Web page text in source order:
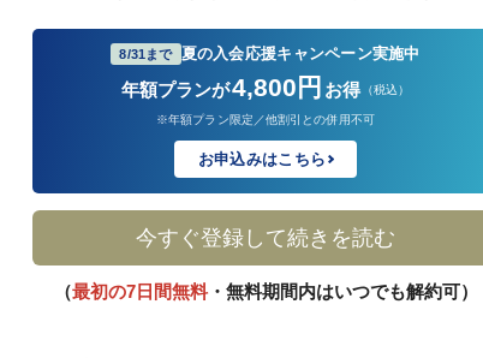
8/31まで 夏の入会応援キャンペーン実施中
年額プランが4,800円 お得 （税込）
※年額プラン限定／他割引との併用不可
お申込みはこちら
今すぐ登録して続きを読む
（最初の7日間無料・無料期間内はいつでも解約可）